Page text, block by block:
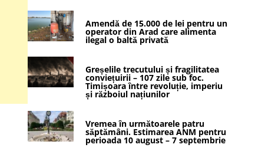
Amendă de 15.000 de lei pentru un
operator din Arad care alimenta
ilegal o baltă privată
Greșelile trecutului și fragilitatea
conviețuirii – 107 zile sub foc.
Timișoara între revoluție, imperiu
și războiul națiunilor
Vremea în următoarele patru
săptămâni. Estimarea ANM pentru
perioada 10 august – 7 septembrie